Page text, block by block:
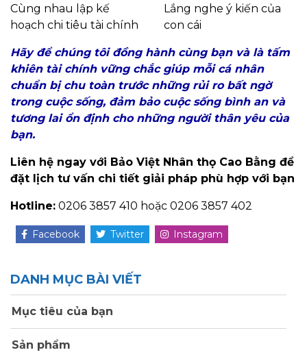
Cùng nhau lập kế
hoạch chi tiêu tài chính
Lắng nghe ý kiến của
con cái
Hãy để chúng tôi đồng hành cùng bạn và là tấm
khiên tài chính vững chắc giúp mỗi cá nhân
chuẩn bị chu toàn trước những rủi ro bất ngờ
trong cuộc sống, đảm bảo cuộc sống bình an và
tương lai ổn định cho những người thân yêu của
bạn.
Liên hệ ngay với Bảo Việt Nhân thọ Cao Bằng để
đặt lịch tư vấn chi tiết giải pháp phù hợp với bạn
Hotline: 0206 3857 410 hoặc 0206 3857 402
Facebook Twitter Instagram
DANH MỤC BÀI VIẾT
Mục tiêu của bạn
Sản phẩm